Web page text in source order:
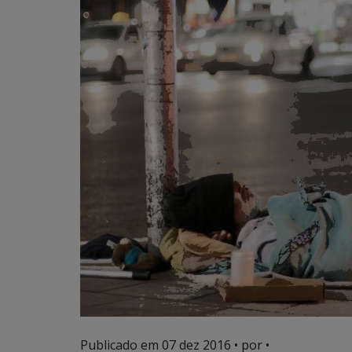
Publicado em 07 dez 2016 • por •